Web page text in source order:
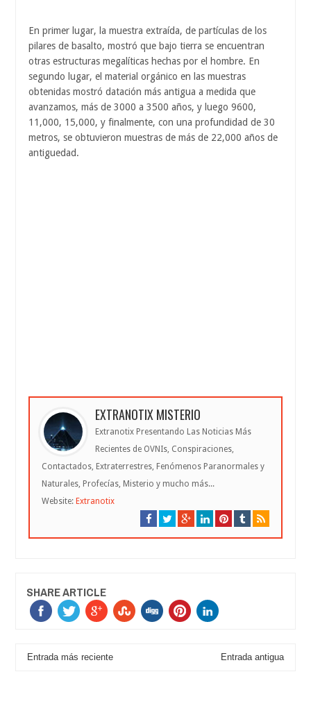
En primer lugar, la muestra extraída, de partículas de los
pilares de basalto, mostró que bajo tierra se encuentran
otras estructuras megalíticas hechas por el hombre. En
segundo lugar, el material orgánico en las muestras
obtenidas mostró datación más antigua a medida que
avanzamos, más de 3000 a 3500 años, y luego 9600,
11,000, 15,000, y finalmente, con una profundidad de 30
metros, se obtuvieron muestras de más de 22,000 años de
antiguedad.
EXTRANOTIX MISTERIO
Extranotix Presentando Las Noticias Más
Recientes de OVNIs, Conspiraciones,
Contactados, Extraterrestres, Fenómenos Paranormales y
Naturales, Profecías, Misterio y mucho más...
Website: Extranotix
SHARE ARTICLE
Entrada más reciente Entrada antigua